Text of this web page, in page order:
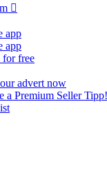

app
app
for free
advert now
a Premium SellerTipp!